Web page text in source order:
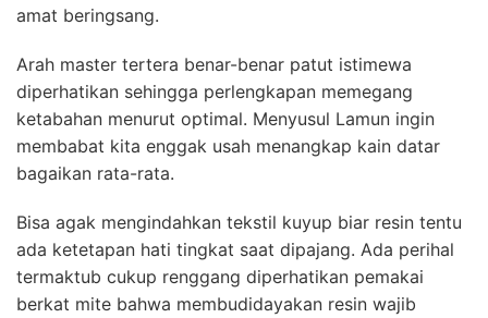
amat beringsang.
Arah master tertera benar-benar patut istimewa
diperhatikan sehingga perlengkapan memegang
ketabahan menurut optimal. Menyusul Lamun ingin
membabat kita enggak usah menangkap kain datar
bagaikan rata-rata.
Bisa agak mengindahkan tekstil kuyup biar resin tentu
ada ketetapan hati tingkat saat dipajang. Ada perihal
termaktub cukup renggang diperhatikan pemakai
berkat mite bahwa membudidayakan resin wajib